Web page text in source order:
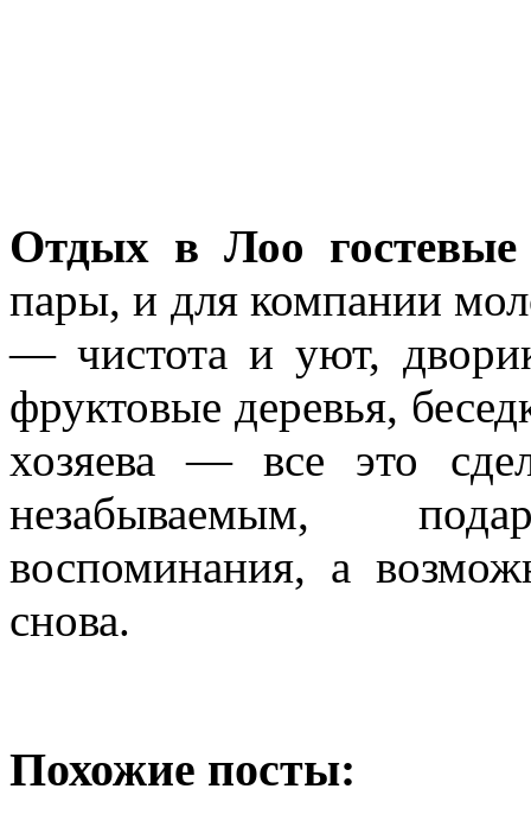
Отдых в Лоо
пары, и для компании
— чистота и уют,
фруктовые деревья,
хозяева — все это
незабываемым,
воспоминания, а
снова.
Похожие посты: